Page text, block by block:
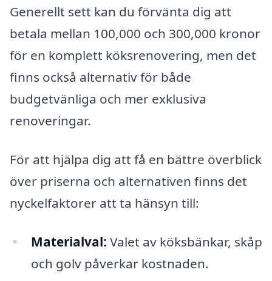
Generellt sett kan du förvänta dig att
betala mellan 100,000 och 300,000 kronor
för en komplett köksrenovering, men det
finns också alternativ för både
budgetvänliga och mer exklusiva
renoveringar.
För att hjälpa dig att få en bättre överblick
över priserna och alternativen finns det
nyckelfaktorer att ta hänsyn till:
Materialval: Valet av köksbänkar, skåp
och golv påverkar kostnaden.